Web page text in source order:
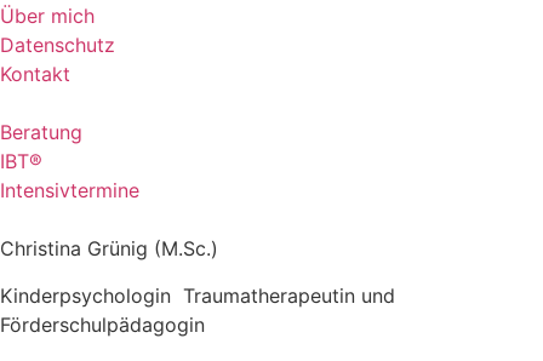
Über mich
Datenschutz
Kontakt
Beratung
IBT®
Intensivtermine
Christina Grünig (M.Sc.)
Kinderpsychologin Traumatherapeutin und
Förderschulpädagogin